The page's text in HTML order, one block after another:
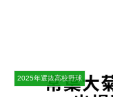
2025年選抜高校野球